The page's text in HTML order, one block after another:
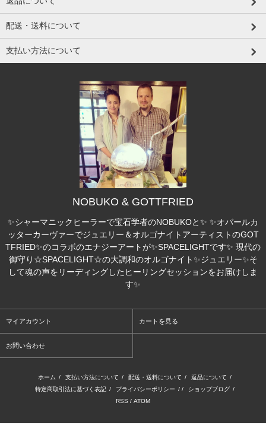
配送・送料について
支払い方法について
NOBUKO & GOTTFRIED
✨シャーマニックヒーラーで宝石学者のNOBUKOと✨ ✨オパールカ
ッターカーヴァーでジュエリー＆オルゴナイトアーティストのGOT
TFRIED✨のコラボのエナジーアートが✨SPACELIGHTです✨ 現代の
御守り☆SPACELIGHT☆の大調和のオルゴナイト✨ジュエリー✨そ
して魂の声をリーディングしたヒーリングセッションをお届けしま
す✨
マイアカウント カートを見る
お問い合わせ
ホーム / 支払い方法について / 配送・送料について / 返品について /
特定商取引法に基づく表記 / プライバシーポリシー / / ショップブログ /
RSS / ATOM